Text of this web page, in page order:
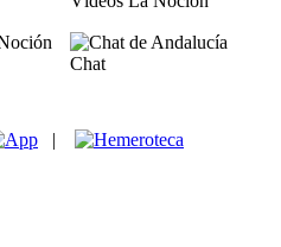
Chat
|